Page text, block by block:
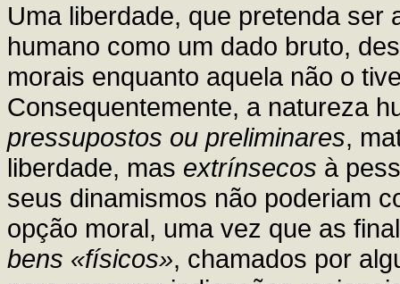
Uma liberdade, que pretenda
humano como um dado bruto,
morais enquanto aquela não o
Consequentemente, a natureza
pressupostos ou preliminares,
liberdade, mas extrínsecos à
seus dinamismos não poderiam
opção moral, uma vez que as
bens «físicos», chamados por